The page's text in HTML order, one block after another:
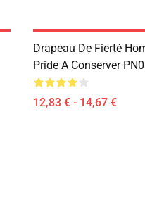
Drapeau De Fierté
Pride A Conserver
12,83 € - 14,67 €